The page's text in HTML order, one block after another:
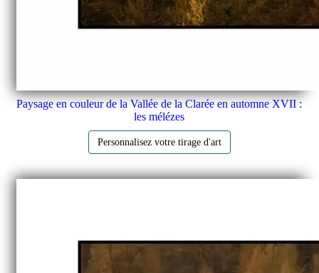
Paysage en couleur de la Vallée de la Clarée en automne XVII :
les mélézes
Personnalisez votre tirage d'art